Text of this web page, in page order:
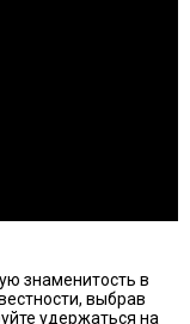
знаменитость в
выбрав
удержаться на